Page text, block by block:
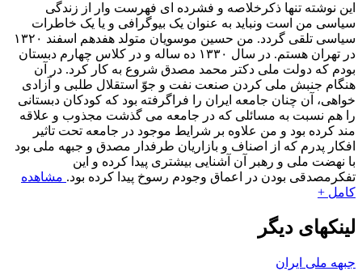
این نوشته تنها ذکرخلاصه و فشرده ای فهرست وار از زندگی
سیاسی من است ونباید به عنوان یک بیوگرافی و یا یک خاطرات
سیاسی تلقی گردد. من حسین موسویان متولد هفدهم اسفند ۱۳۲۰
در تهران هستم. در سال ۱۳۳۰ ده ساله و در کلاس چهارم دبستان
بودم که دولت ملی دکتر محمد مصدق شروع به کار کرد. در آن
هنگام جنبش ملی کردن صنعت نفت و جوّ استقلال طلبی و آزادی
خواهی، آن چنان جامعه ایران را فراگرفته بود که کودکان دبستانی
را هم نسبت به مسائلی که در جامعه می گذشت مجذوب و علاقه
مند کرده بود و من علاوه بر شرایط موجود در جامعه تحت تاثیر
افکار پدرم که از اصناف و بازاریان طرفدار مصدق و جبهه ملی بود
با نهضت ملی و رهبر آن آشنایی بیشتری پیدا کرده و این
تفکرمصدقی بودن در اعماق وجودم رسوخ پیدا کرده بود. مشاهده
کامل +
لینکهای دیگر
جبهه ملی ایران